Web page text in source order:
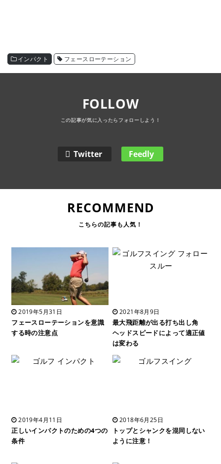
インパクト フェースローテーション
FOLLOW
Twitter Feedly
RECOMMEND
2019年5月31日
フェースローテーションを意識
する時の注意点
2021年8月9日
最大飛距離が出る打ち出し角
ヘッドスピードによって適正値
は変わる
2019年4月11日
正しいインパクトのための4つの
条件
2018年6月25日
トップとシャンクを混同しない
ように注意！